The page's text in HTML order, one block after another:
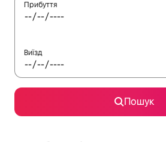
Прибуття
Виїзд
Пошук